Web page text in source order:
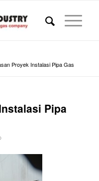
Proyek Instalasi Pipa Gas
Pipa